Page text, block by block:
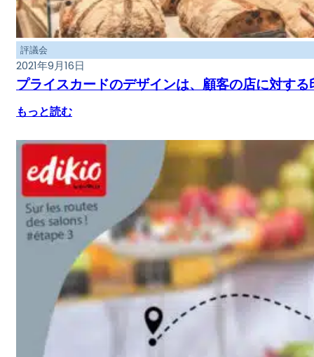
評議会
2021年9月16日
プライスカードのデザインは、顧客の店に対す
もっと読む